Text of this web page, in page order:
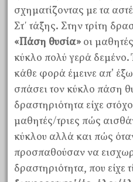
σχηματίζοντας με τα
Στ΄ τάξης. Στην τρίτη
«Πάση θυσία» οι
κύκλο πολύ γερά
κάθε φορά έμεινε απ’
σπάσει τον κύκλο πάση
δραστηριότητα είχε
μαθητές/τριες πώς
κύκλου αλλά και πώς
προσπαθούσαν να
δραστηριότητα, που είχε